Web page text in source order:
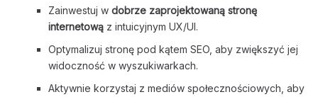
Zainwestuj w dobrze zaprojektowaną stronę
internetową z intuicyjnym UX/UI.
Optymalizuj stronę pod kątem SEO, aby zwiększyć jej
widoczność w wyszukiwarkach.
Aktywnie korzystaj z mediów społecznościowych, aby